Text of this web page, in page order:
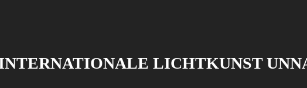
LICHTKUNST